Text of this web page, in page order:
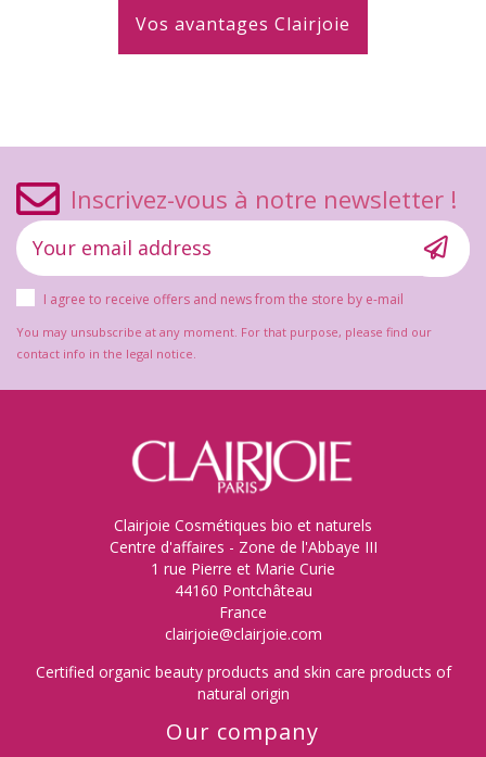
Vos avantages Clairjoie
Inscrivez-vous à notre newsletter !
I agree to receive offers and news from the store by e-mail
You may unsubscribe at any moment. For that purpose, please find our
contact info in the legal notice.
Clairjoie Cosmétiques bio et naturels
Centre d'affaires - Zone de l'Abbaye III
1 rue Pierre et Marie Curie
44160 Pontchâteau
France
clairjoie@clairjoie.com
Certified organic beauty products and skin care products of
natural origin
Our company